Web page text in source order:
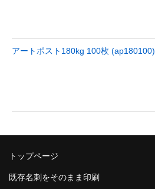
アートポスト180kg 100枚 (ap180100)
トップページ
既存名刺をそのまま印刷